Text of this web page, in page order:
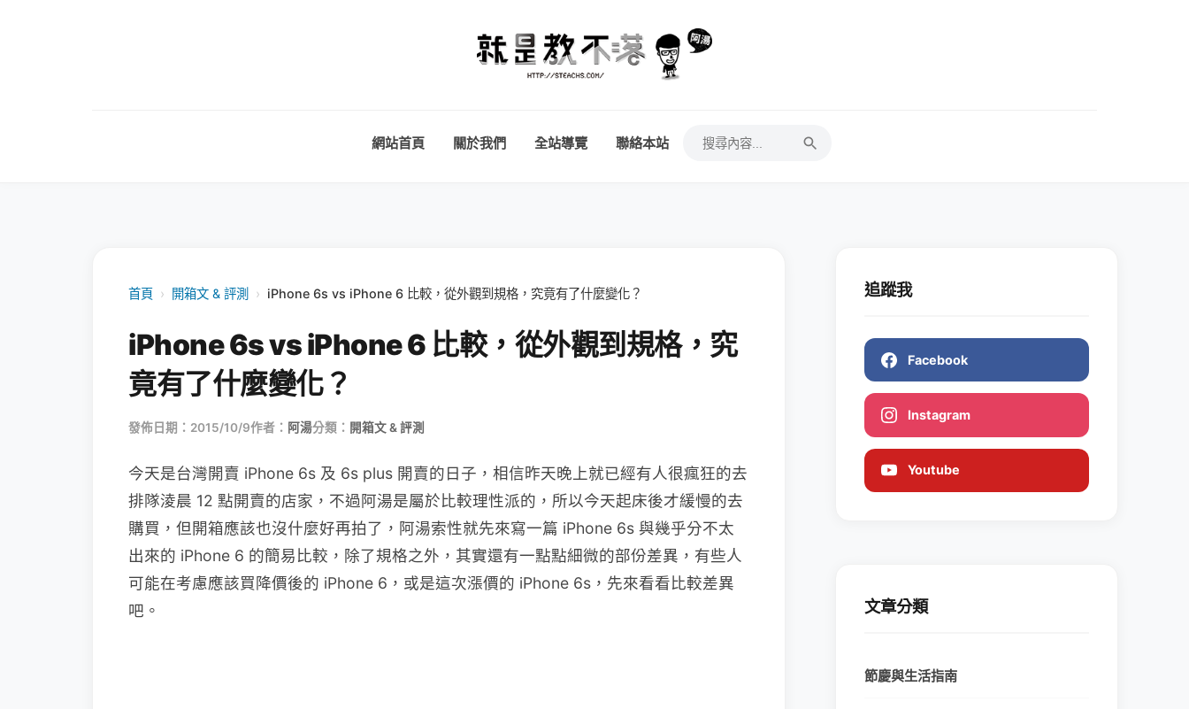
網站首頁 關於我們 全站導覽 聯絡本站
首頁 › 開箱文 & 評測 › iPhone 6s vs iPhone 6 比較，從外觀到規格，究竟有了什麼變化？
iPhone 6s vs iPhone 6 比較，從外觀到規格，究
竟有了什麼變化？
發佈日期：2015/10/9作者： 阿湯分類： 開箱文 & 評測
今天是台灣開賣 iPhone 6s 及 6s plus 開賣的日子，相信昨天晚上就已經有人很瘋狂的去
排隊淩晨 12 點開賣的店家，不過阿湯是屬於比較理性派的，所以今天起床後才緩慢的去
購買，但開箱應該也沒什麼好再拍了，阿湯索性就先來寫一篇 iPhone 6s 與幾乎分不太
出來的 iPhone 6 的簡易比較，除了規格之外，其實還有一點點細微的部份差異，有些人
可能在考慮應該買降價後的 iPhone 6，或是這次漲價的 iPhone 6s，先來看看比較差異
吧。
追蹤我
Facebook
Instagram
Youtube
文章分類
節慶與生活指南